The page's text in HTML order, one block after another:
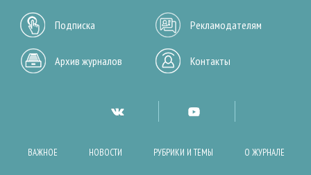
Подписка Рекламодателям
Архив журналов Контакты
ВАЖНОЕ НОВОСТИ РУБРИКИ И ТЕМЫ О ЖУРНАЛЕ